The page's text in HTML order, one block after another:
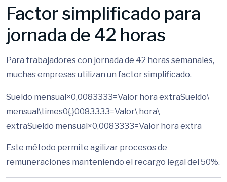
Factor simplificado para
jornada de 42 horas
Para trabajadores con jornada de 42 horas semanales,
muchas empresas utilizan un factor simplificado.
Sueldo mensual×0,0083333=Valor hora extraSueldo\
mensual\times0{,}0083333=Valor\ hora\
extraSue do mensua ×0,0083333=Va or hora extra
Este método permite agilizar procesos de
remuneraciones manteniendo el recargo legal del 50%.